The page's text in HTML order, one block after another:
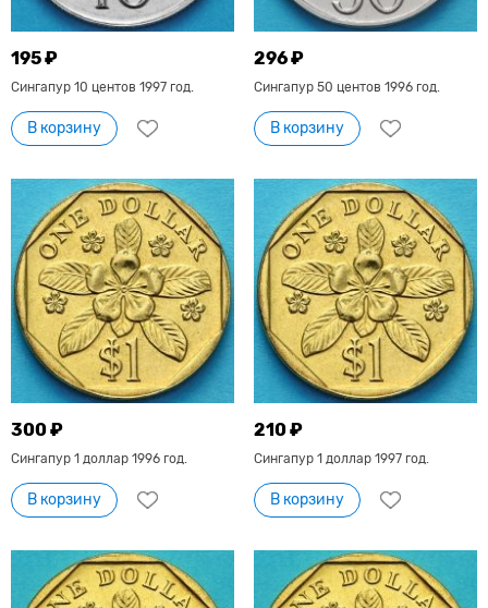
195 ₽
Сингапур 10 центов 1997 год.
В корзину
296 ₽
Сингапур 50 центов 1996 год.
В корзину
300 ₽
Сингапур 1 доллар 1996 год.
В корзину
210 ₽
Сингапур 1 доллар 1997 год.
В корзину